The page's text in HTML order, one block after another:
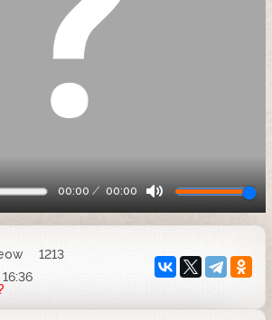
00:00 00:00
1213